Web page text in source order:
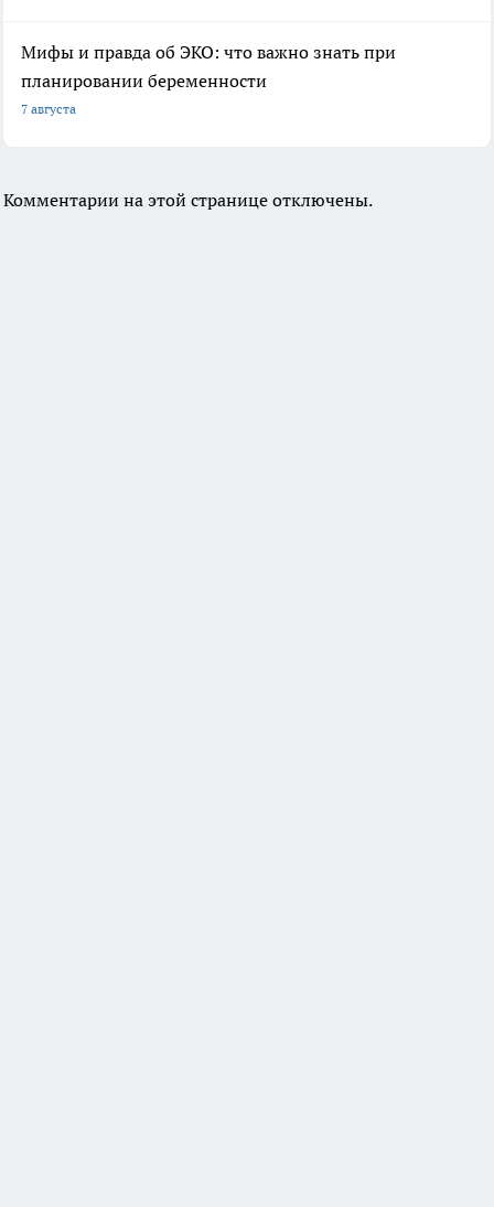
Мифы и правда об ЭКО: что важно знать при
планировании беременности
7 августа
Комментарии на этой странице отключены.